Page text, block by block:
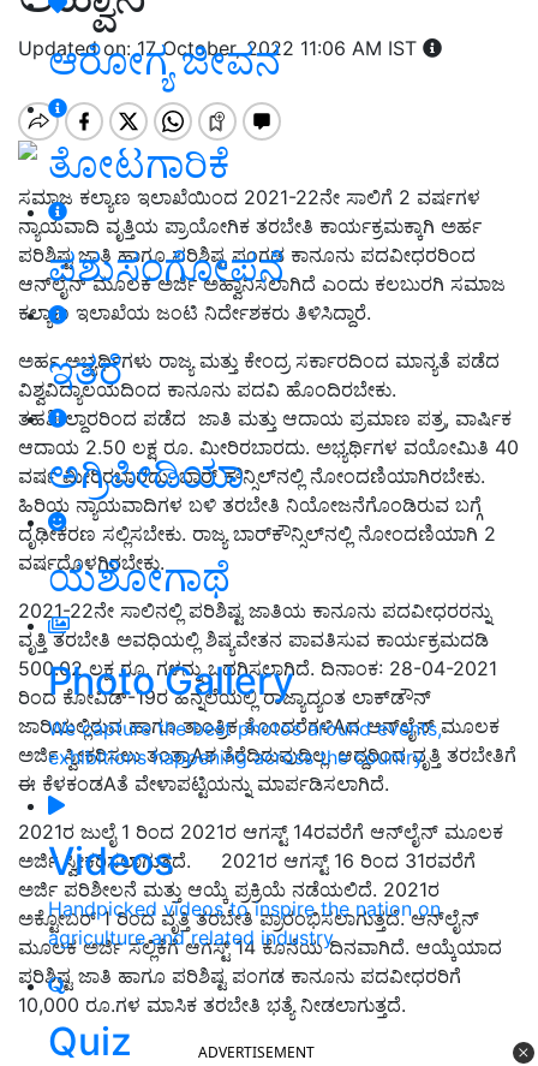
ಆರೋಗ್ಯ ಜೀವನ
ತೋಟಗಾರಿಕೆ
ಪಶುಸಂಗೋಪನೆ
ಇತರೆ
ಅಗ್ರಿಪೀಡಿಯಾ
ಯಶೋಗಾಥೆ
Photo Gallery
We capture the best photos around events,
exhibitions happening across the country
Videos
Handpicked videos to inspire the nation on
agriculture and related industry
Quiz
Updated on: 17 October, 2022 11:06 AM IST
ಸಮಾಜ ಕಲ್ಯಾಣ ಇಲಾಖೆಯಿಂದ 2021-22ನೇ ಸಾಲಿಗೆ 2 ವರ್ಷಗಳ
ನ್ಯಾಯವಾದಿ ವೃತ್ತಿಯ ಪ್ರಾಯೋಗಿಕ ತರಬೇತಿ ಕಾರ್ಯಕ್ರಮಕ್ಕಾಗಿ ಅರ್ಹ
ಪರಿಶಿಷ್ಟ ಜಾತಿ ಹಾಗೂ ಪರಿಶಿಷ್ಟ ಪಂಗಡ ಕಾನೂನು ಪದವೀಧರರಿಂದ
ಆನ್‌ಲೈನ್ ಮೂಲಕ ಅರ್ಜಿ ಅಹ್ವಾನಿಸಲಾಗಿದೆ ಎಂದು ಕಲಬುರಗಿ ಸಮಾಜ
ಕಲ್ಯಾಣ ಇಲಾಖೆಯ ಜಂಟಿ ನಿರ್ದೇಶಕರು ತಿಳಿಸಿದ್ದಾರೆ.
ಅರ್ಹ ಅಭ್ಯರ್ಥಿಗಳು ರಾಜ್ಯ ಮತ್ತು ಕೇಂದ್ರ ಸರ್ಕಾರದಿಂದ ಮಾನ್ಯತೆ ಪಡೆದ
ವಿಶ್ವವಿದ್ಯಾಲಯದಿಂದ ಕಾನೂನು ಪದವಿ ಹೊಂದಿರಬೇಕು.
ತಹಶೀಲ್ದಾರರಿಂದ ಪಡೆದ ಜಾತಿ ಮತ್ತು ಆದಾಯ ಪ್ರಮಾಣ ಪತ್ರ, ವಾರ್ಷಿಕ
ಆದಾಯ 2.50 ಲಕ್ಷ ರೂ. ಮೀರಿರಬಾರದು. ಅಭ್ಯರ್ಥಿಗಳ ವಯೋಮಿತಿ 40
ವರ್ಷ ಮೀರಿರಬಾರದು. ಬಾರ್ ಕೌನ್ಸಿಲ್‌ನಲ್ಲಿ ನೋಂದಣಿಯಾಗಿರಬೇಕು.
ಹಿರಿಯ ನ್ಯಾಯವಾದಿಗಳ ಬಳಿ ತರಬೇತಿ ನಿಯೋಜನೆಗೊಂಡಿರುವ ಬಗ್ಗೆ
ದೃಢೀಕರಣ ಸಲ್ಲಿಸಬೇಕು. ರಾಜ್ಯ ಬಾರ್‌ಕೌನ್ಸಿಲ್‌ನಲ್ಲಿ ನೋಂದಣಿಯಾಗಿ 2
ವರ್ಷದೊಳಗಿರಬೇಕು.
2021-22ನೇ ಸಾಲಿನಲ್ಲಿ ಪರಿಶಿಷ್ಟ ಜಾತಿಯ ಕಾನೂನು ಪದವೀಧರರನ್ನು
ವೃತ್ತಿ ತರಬೇತಿ ಅವಧಿಯಲ್ಲಿ ಶಿಷ್ಯವೇತನ ಪಾವತಿಸುವ ಕಾರ್ಯಕ್ರಮದಡಿ
500.02 ಲಕ್ಷ ರೂ. ಗಳನ್ನು ಒದಗಿಸಲಾಗಿದೆ. ದಿನಾಂಕ: 28-04-2021
ರಿಂದ ಕೋವಿಡ್-19ರ ಹಿನ್ನೆಲೆಯಲ್ಲಿ ರಾಜ್ಯಾದ್ಯಂತ ಲಾಕ್‌ಡೌನ್
ಜಾರಿಯಲ್ಲಿರುವ ಹಾಗೂ ತಾಂತ್ರಿಕ ತೊಂದರೆಗಳಿAದ ಆನ್‌ಲೈನ್ ಮೂಲಕ
ಅರ್ಜಿ ಸ್ವೀಕರಿಸಲು ತಂತ್ರಾAಶ ತೆರೆದಿರುವುದಿಲ್ಲ. ಆದ್ದರಿಂದ ವೃತ್ತಿ ತರಬೇತಿಗೆ
ಈ ಕೆಳಕಂಡAತೆ ವೇಳಾಪಟ್ಟಿಯನ್ನು ಮಾರ್ಪಡಿಸಲಾಗಿದೆ.
2021ರ ಜುಲೈ 1 ರಿಂದ 2021ರ ಆಗಸ್ಟ್ 14ರವರೆಗೆ ಆನ್‌ಲೈನ್ ಮೂಲಕ
ಅರ್ಜಿ ಸ್ವೀಕರಿಸಲಾಗುತ್ತದೆ. 2021ರ ಆಗಸ್ಟ್ 16 ರಿಂದ 31ರವರೆಗೆ
ಅರ್ಜಿ ಪರಿಶೀಲನೆ ಮತ್ತು ಆಯ್ಕೆ ಪ್ರಕ್ರಿಯೆ ನಡೆಯಲಿದೆ. 2021ರ
ಅಕ್ಟೋಬರ್ 1 ರಿಂದ ವೃತ್ತಿ ತರಬೇತಿ ಪ್ರಾರಂಭಿಸಲಾಗುತ್ತದೆ. ಆನ್‌ಲೈನ್
ಮೂಲಕ ಅರ್ಜಿ ಸಲ್ಲಿಕೆಗೆ ಆಗಸ್ಟ್ 14 ಕೊನೆಯ ದಿನವಾಗಿದೆ. ಆಯ್ಕೆಯಾದ
ಪರಿಶಿಷ್ಟ ಜಾತಿ ಹಾಗೂ ಪರಿಶಿಷ್ಟ ಪಂಗಡ ಕಾನೂನು ಪದವೀಧರರಿಗೆ
10,000 ರೂ.ಗಳ ಮಾಸಿಕ ತರಬೇತಿ ಭತ್ಯೆ ನೀಡಲಾಗುತ್ತದೆ.
ADVERTISEMENT